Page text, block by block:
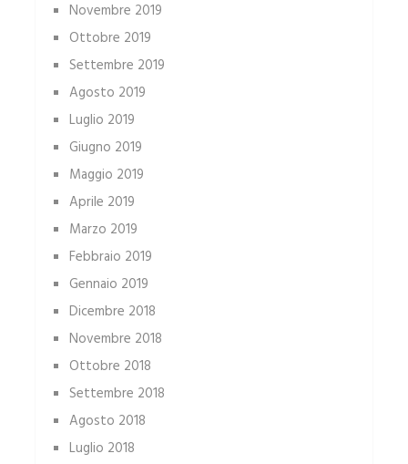
Novembre 2019
Ottobre 2019
Settembre 2019
Agosto 2019
Luglio 2019
Giugno 2019
Maggio 2019
Aprile 2019
Marzo 2019
Febbraio 2019
Gennaio 2019
Dicembre 2018
Novembre 2018
Ottobre 2018
Settembre 2018
Agosto 2018
Luglio 2018